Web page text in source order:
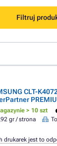
Filtruj
CLT-
> 10 szt
gr / strona
drukarek jest to